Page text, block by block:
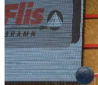
MEDLEMSAVGIFTER 2026/2027
USM
HANDBOLLSAKADEMIN
JL FYSIOCENTER